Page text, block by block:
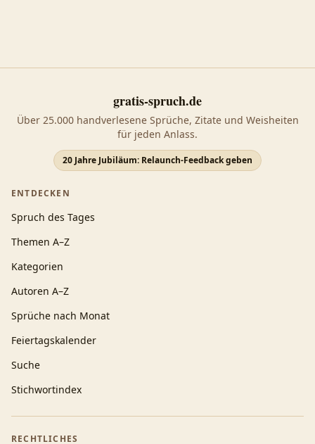
gratis-spruch.de
Über 25.000 handverlesene Sprüche, Zitate und Weisheiten
für jeden Anlass.
20 Jahre Jubiläum: Relaunch-Feedback geben
ENTDECKEN
Spruch des Tages
Themen A–Z
Kategorien
Autoren A–Z
Sprüche nach Monat
Feiertagskalender
Suche
Stichwortindex
RECHTLICHES